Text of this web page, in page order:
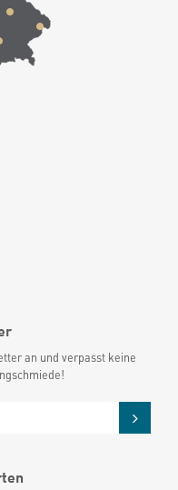
an und verpasst keine